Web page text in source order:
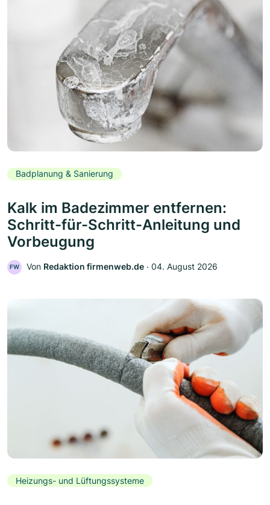
Badplanung & Sanierung
Kalk im Badezimmer entfernen:
Schritt-für-Schritt-Anleitung und
Vorbeugung
FW Von Redaktion firmenweb.de ‧ 04. August 2026
Heizungs- und Lüftungssysteme